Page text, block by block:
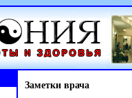
Заметки врача